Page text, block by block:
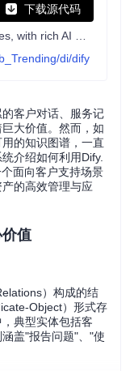
下载源代码
di/dify
客户对话、服务记
大价值。然而，如
的知识图谱，一直
介绍如何利用Dify.
面向客户支持场景
的高效管理与应
值
）构成的结
Object）形式存
典型实体包括客
盖"报告问题"、"使